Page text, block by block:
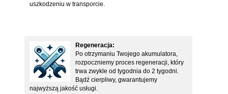
uszkodzeniu w transporcie.
Regeneracja:
Po otrzymaniu Twojego akumulatora,
rozpoczniemy proces regeneracji, który
trwa zwykle od tygodnia do 2 tygodni.
Bądź cierpliwy, gwarantujemy
najwyższą jakość usługi.